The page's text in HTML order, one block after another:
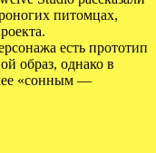
питомцах,
есть прототип
образ, однако в
«сонным —